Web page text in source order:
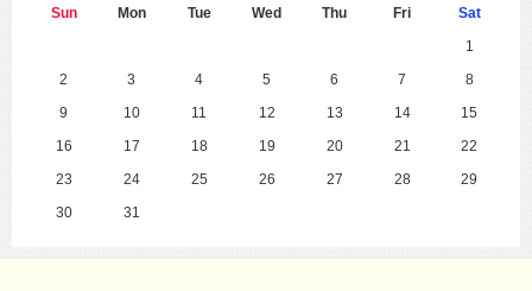
Sun Mon Tue Wed Thu Fri
Sat
1
2
3 4 5 6 7
8
9
10 11 12 13 14
15
16
17 18 19 20 21
22
23
24 25 26 27 28
29
30
31